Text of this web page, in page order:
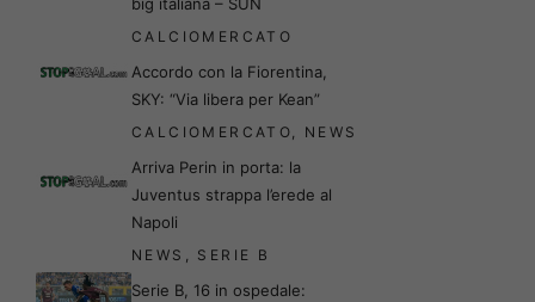
CALCIOMERCATO
Accordo con la Fiorentina,
SKY: “Via libera per Kean”
CALCIOMERCATO NEWS
Arriva Perin in porta: la
Juventus strappa l’erede al
Napoli
NEWS SERIE B
Serie B, 16 in ospedale: